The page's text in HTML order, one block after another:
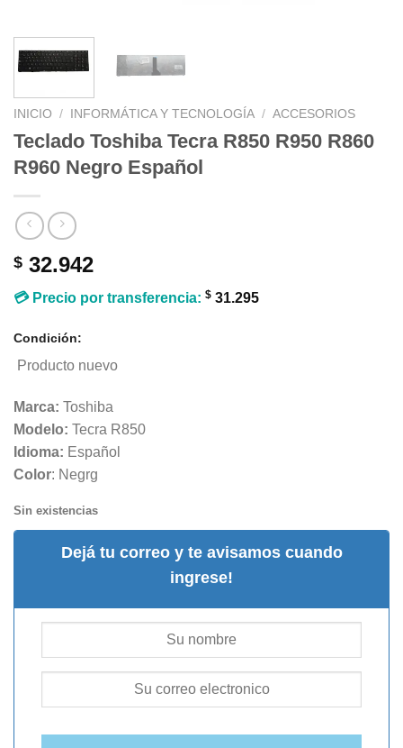
INICIO / INFORMÁTICA Y TECNOLOGÍA / ACCESORIOS
Teclado Toshiba Tecra R850 R950 R860
R960 Negro Español
$ 32.942
💳 Precio por transferencia: $ 31.295
Condición:
Producto nuevo
Marca: Toshiba
Modelo: Tecra R850
Idioma: Español
Color: Negrg
Sin existencias
Dejá tu correo y te avisamos cuando
ingrese!